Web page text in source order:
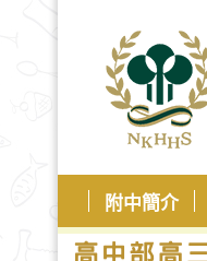
附中簡介